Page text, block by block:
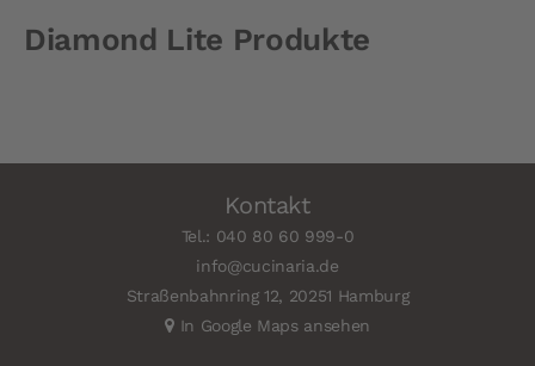
Diamond Lite Produkte
Kontakt
Tel.: 040 80 60 999-0
info@cucinaria.de
Straßenbahnring 12, 20251 Hamburg
In Google Maps ansehen